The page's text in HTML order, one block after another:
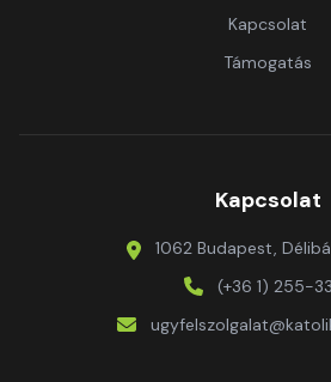
Kapcsolat
Támogatás
Kapcsolat
1062 Budapest,
(+36 1) 255-